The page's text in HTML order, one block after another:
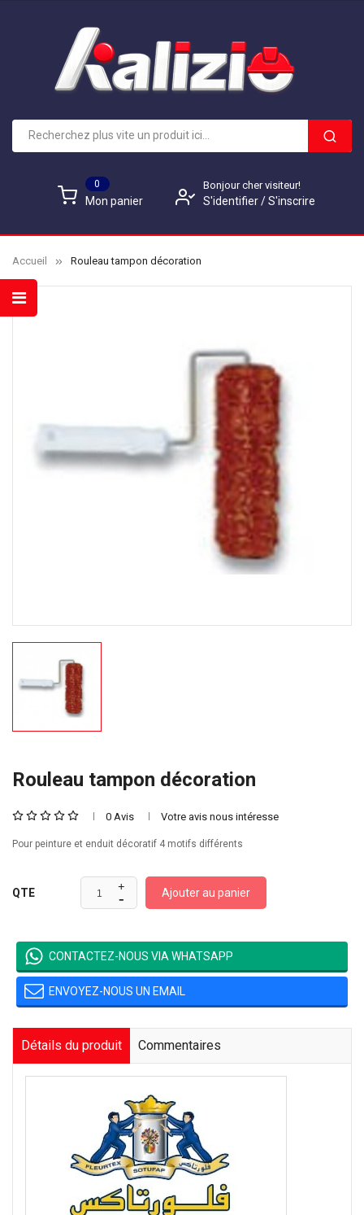
0
Mon panier
Bonjour cher visiteur!
S'identifier/ S'inscrire
Accueil Rouleau tampon décoration
Rouleau tampon décoration
0 Avis Votre avis nous intéresse
Pour peinture et enduit décoratif 4 motifs différents
QTE Ajouter au panier
CONTACTEZ-NOUS VIA WHATSAPP
ENVOYEZ-NOUS UN EMAIL
Détails du produit Commentaires